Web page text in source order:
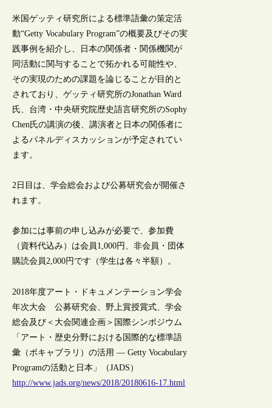
米国ゲッティ研究所による標準語彙の策定活
動“Getty Vocabulary Program”の概要及びその実
践事例を紹介し、日本の関係者・関係機関が
同活動に関与することで拓かれる可能性や、
その実現のための課題を論じることが目的と
されており、ゲッティ研究所のJonathan Ward
氏、台湾・中央研究院歴史語言研究所のSophy
Chen氏の講演の後、講演者と日本の関係者に
よるパネルディスカッションが予定されてい
ます。
2日目は、学会総会および公募研究会が開催さ
れます。
参加には事前の申し込みが必要で、参加費
（資料代込み）は会員1,000円、非会員・団体
購読会員2,000円です（学生は各々半額）。
2018年度アート・ドキュメンテーション学会
年次大会 公募研究会、野上賞授賞式、学会
総会及び＜大会関連企画＞国際シンポジウム
「アート・歴史分野における国際的な標準語
彙（ボキャブラリ）の活用 — Getty Vocabulary
Programの活動と日本」（JADS）
http://www.jads.org/news/2018/20180616-17.html